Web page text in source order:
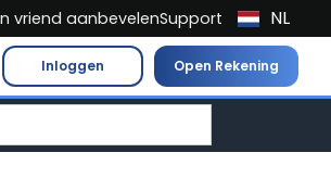
vriend aanbevelenSupport
Inloggen Open Rekening
NL
EN
FR
ES